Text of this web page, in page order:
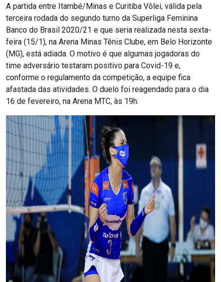
A partida entre Itambé/Minas e Curitiba Vôlei, válida pela
terceira rodada do segundo turno da Superliga Feminina
Banco do Brasil 2020/21 e que seria realizada nesta sexta-
feira (15/1), na Arena Minas Tênis Clube, em Belo Horizonte
(MG), está adiada. O motivo é que algumas jogadoras do
time adversário testaram positivo para Covid-19 e,
conforme o regulamento da competição, a equipe fica
afastada das atividades. O duelo foi reagendado para o dia
16 de fevereiro, na Arena MTC, às 19h.